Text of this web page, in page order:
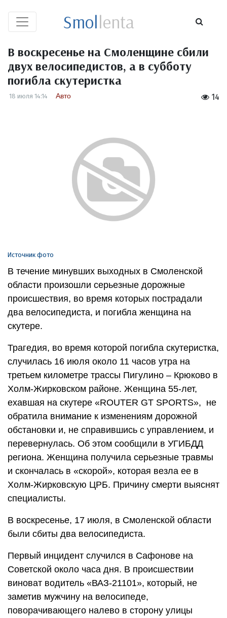
Smollenta
В воскресенье на Смоленщине сбили
двух велосипедистов, а в субботу
погибла скутеристка
14
18 июля 14:14 Авто
Источник фото
В течение минувших выходных в Смоленской
области произошли серьезные дорожные
происшествия, во время которых пострадали
два велосипедиста, и погибла женщина на
скутере.
Трагедия, во время которой погибла скутеристка,
случилась 16 июля около 11 часов утра на
третьем километре трассы Пигулино – Крюково в
Холм-Жирковском районе. Женщина 55-лет,
ехавшая на скутере «ROUTER GT SPORTS», не
обратила внимание к изменениям дорожной
обстановки и, не справившись с управлением, и
перевернулась. Об этом сообщили в УГИБДД
региона. Женщина получила серьезные травмы
и скончалась в «скорой», которая везла ее в
Холм-Жирковскую ЦРБ. Причину смерти выяснят
специалисты.
В воскресенье, 17 июля, в Смоленской области
были сбиты два велосипедиста.
Первый инцидент случился в Сафонове на
Советской около часа дня. В происшествии
виноват водитель «ВАЗ-21101», который, не
заметив мужчину на велосипеде,
поворачивающего налево в сторону улицы